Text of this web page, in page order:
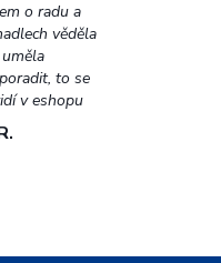
o radu a
věděla
to se
v eshopu